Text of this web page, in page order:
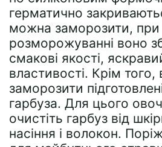
герматично
можна заморозити, при
розморожуванні воно
смакові якості,
властивості. Крім
заморозити
гарбуза. Для цього
очистіть гарбуз від
насіння і волокон.